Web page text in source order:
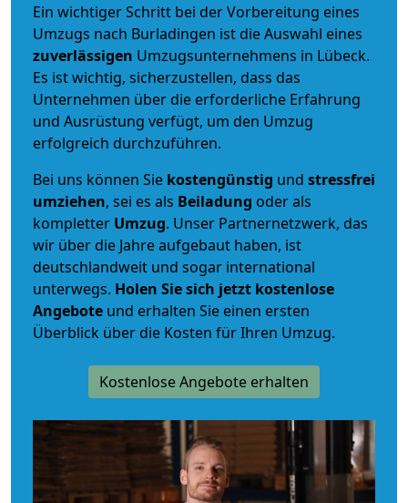
Ein wichtiger Schritt bei der Vorbereitung eines
Umzugs nach Burladingen ist die Auswahl eines
zuverlässigen Umzugsunternehmens in Lübeck.
Es ist wichtig, sicherzustellen, dass das
Unternehmen über die erforderliche Erfahrung
und Ausrüstung verfügt, um den Umzug
erfolgreich durchzuführen.
Bei uns können Sie kostengünstig und stressfrei
umziehen, sei es als Beiladung oder als
kompletter Umzug. Unser Partnernetzwerk, das
wir über die Jahre aufgebaut haben, ist
deutschlandweit und sogar international
unterwegs. Holen Sie sich jetzt kostenlose
Angebote und erhalten Sie einen ersten
Überblick über die Kosten für Ihren Umzug.
Kostenlose Angebote erhalten